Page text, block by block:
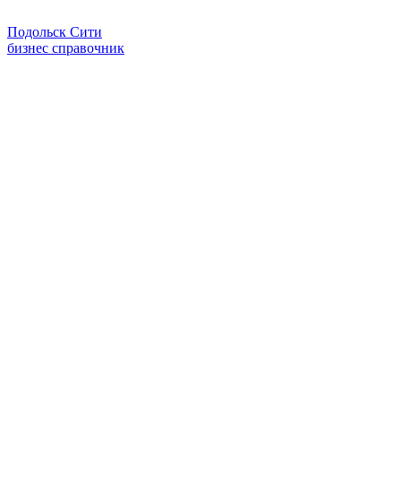
Подольск Сити
бизнес справочник